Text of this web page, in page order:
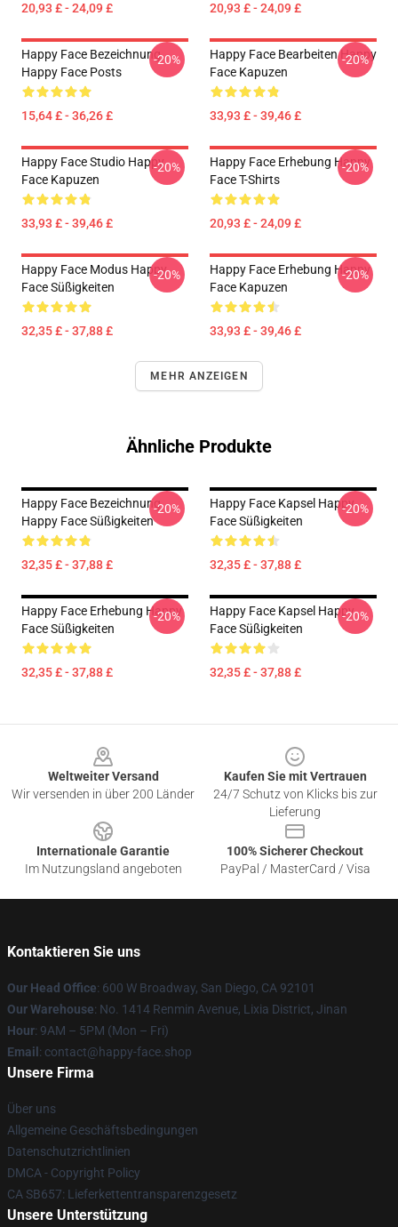
20,93 £ - 24,09 £ 20,93 £ - 24,09 £
Happy Face Bezeichnung
Happy Face Posts
15,64 £ - 36,26 £
-20%
Happy Face Bearbeiten Happy
Face Kapuzen
33,93 £ - 39,46 £
-20%
Happy Face Studio Happy
Face Kapuzen
33,93 £ - 39,46 £
-20%
Happy Face Erhebung Happy
Face T-Shirts
20,93 £ - 24,09 £
-20%
Happy Face Modus Happy
Face Süßigkeiten
32,35 £ - 37,88 £
-20%
Happy Face Erhebung Happy
Face Kapuzen
33,93 £ - 39,46 £
-20%
MEHR ANZEIGEN
Ähnliche Produkte
Happy Face Bezeichnung
Happy Face Süßigkeiten
32,35 £ - 37,88 £
-20%
Happy Face Kapsel Happy
Face Süßigkeiten
32,35 £ - 37,88 £
-20%
Happy Face Erhebung Happy
Face Süßigkeiten
32,35 £ - 37,88 £
-20%
Happy Face Kapsel Happy
Face Süßigkeiten
32,35 £ - 37,88 £
-20%
Weltweiter Versand
Wir versenden in über 200 Länder
Kaufen Sie mit Vertrauen
24/7 Schutz von Klicks bis zur
Lieferung
Internationale Garantie
Im Nutzungsland angeboten
100% Sicherer Checkout
PayPal / MasterCard / Visa
Kontaktieren Sie uns
Our Head Office: 600 W Broadway, San Diego, CA 92101
Our Warehouse: No. 1414 Renmin Avenue, Lixia District, Jinan
Hour: 9AM – 5PM (Mon – Fri)
Email : contact@happy-face.shop
Unsere Firma
Über uns
Allgemeine Geschäftsbedingungen
Datenschutzrichtlinien
DMCA - Copyright Policy
CA SB657: Lieferkettentransparenzgesetz
Unsere Unterstützung